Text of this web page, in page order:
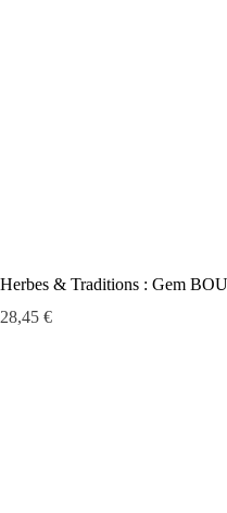
Herbes & Traditions : Gem
Prix
28,45 €